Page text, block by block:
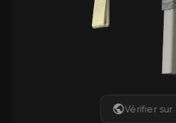
Vérifier sur